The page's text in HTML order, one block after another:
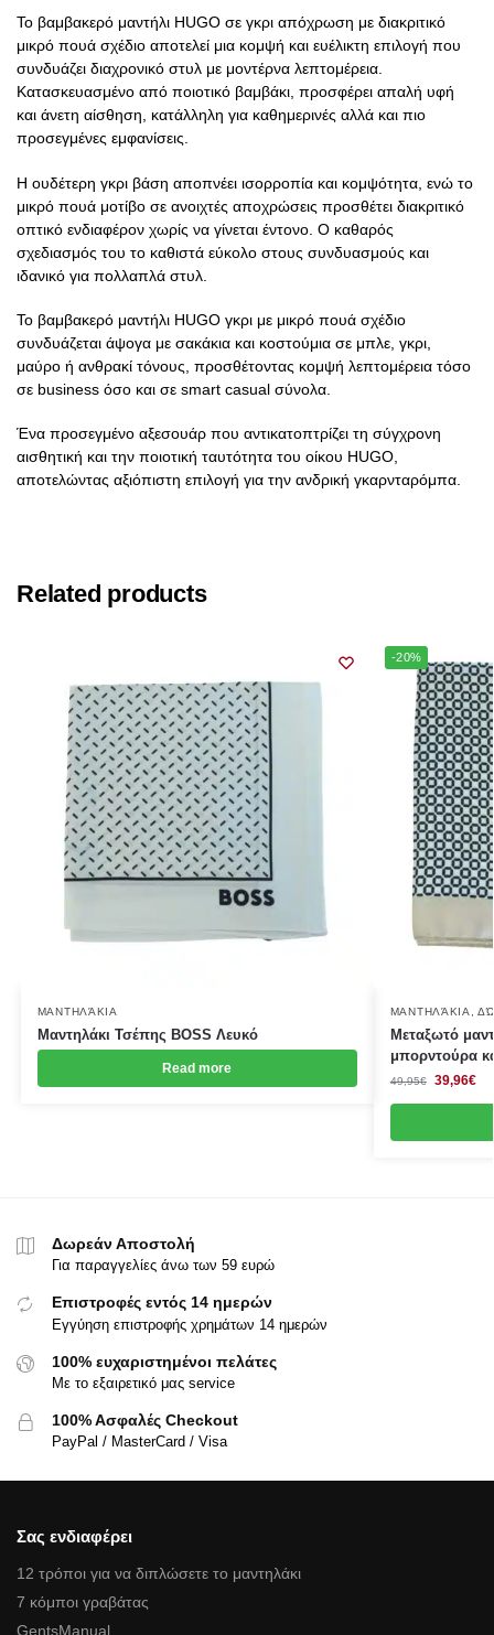
Το βαμβακερό μαντήλι HUGO σε γκρι απόχρωση με διακριτικό
μικρό πουά σχέδιο αποτελεί μια κομψή και ευέλικτη επιλογή που
συνδυάζει διαχρονικό στυλ με μοντέρνα λεπτομέρεια.
Κατασκευασμένο από ποιοτικό βαμβάκι, προσφέρει απαλή υφή
και άνετη αίσθηση, κατάλληλη για καθημερινές αλλά και πιο
προσεγμένες εμφανίσεις.
Η ουδέτερη γκρι βάση αποπνέει ισορροπία και κομψότητα, ενώ το
μικρό πουά μοτίβο σε ανοιχτές αποχρώσεις προσθέτει διακριτικό
οπτικό ενδιαφέρον χωρίς να γίνεται έντονο. Ο καθαρός
σχεδιασμός του το καθιστά εύκολο στους συνδυασμούς και
ιδανικό για πολλαπλά στυλ.
Το βαμβακερό μαντήλι HUGO γκρι με μικρό πουά σχέδιο
συνδυάζεται άψογα με σακάκια και κοστούμια σε μπλε, γκρι,
μαύρο ή ανθρακί τόνους, προσθέτοντας κομψή λεπτομέρεια τόσο
σε business όσο και σε smart casual σύνολα.
Ένα προσεγμένο αξεσουάρ που αντικατοπτρίζει τη σύγχρονη
αισθητική και την ποιοτική ταυτότητα του οίκου HUGO,
αποτελώντας αξιόπιστη επιλογή για την ανδρική γκαρνταρόμπα.
Related products
ΜΑΝΤΗΛΆΚΙΑ
Μαντηλάκι Τσέπης BOSS Λευκό
Read more
-20%
ΜΑΝΤΗΛΆΚΙΑ ,
Μεταξωτό
μπορντούρα
49,95€ 39,96€
Δωρεάν Αποστολή
Για παραγγελίες άνω των 59 ευρώ
Επιστροφές εντός 14 ημερών
Εγγύηση επιστροφής χρημάτων 14 ημερών
100% ευχαριστημένοι πελάτες
Με το εξαιρετικό μας service
100% Ασφαλές Checkout
PayPal / MasterCard / Visa
Σας ενδιαφέρει
12 τρόποι για να διπλώσετε το μαντηλάκι
7 κόμποι γραβάτας
GentsManual